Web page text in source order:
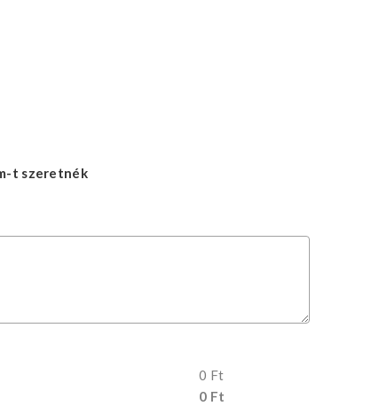
t szeretnék
0 Ft
0 Ft